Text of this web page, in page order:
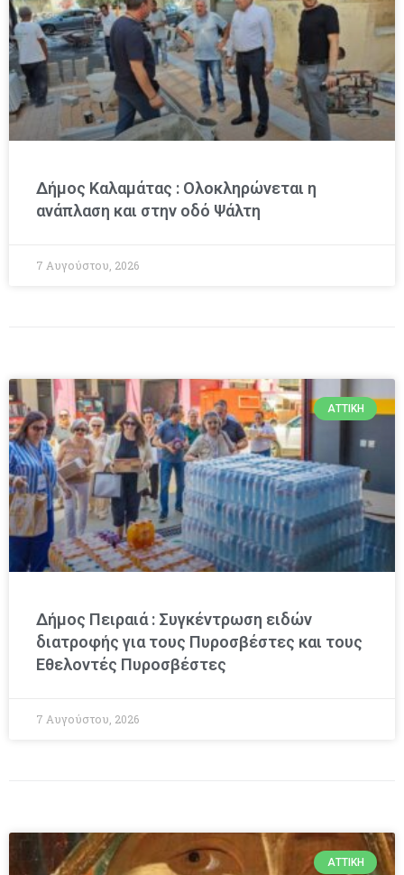
Δήμος Καλαμάτας : Ολοκληρώνεται η
ανάπλαση και στην οδό Ψάλτη
7 Αυγούστου, 2026
ΑΤΤΙΚΉ
Δήμος Πειραιά : Συγκέντρωση ειδών
διατροφής για τους Πυροσβέστες και τους
Εθελοντές Πυροσβέστες
7 Αυγούστου, 2026
ΑΤΤΙΚΉ